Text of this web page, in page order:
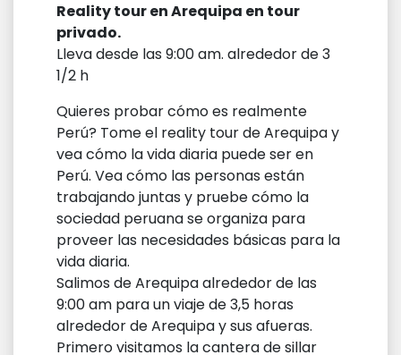
Reality tour en Arequipa en tour
privado.
Lleva desde las 9:00 am. alrededor de 3
1/2 h
Quieres probar cómo es realmente
Perú? Tome el reality tour de Arequipa y
vea cómo la vida diaria puede ser en
Perú. Vea cómo las personas están
trabajando juntas y pruebe cómo la
sociedad peruana se organiza para
proveer las necesidades básicas para la
vida diaria.
Salimos de Arequipa alrededor de las
9:00 am para un viaje de 3,5 horas
alrededor de Arequipa y sus afueras.
Primero visitamos la cantera de sillar